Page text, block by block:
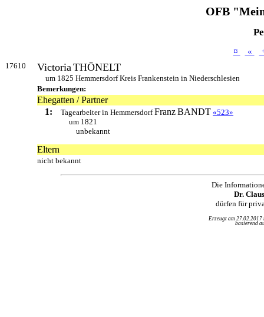
OFB
¤ «
17610 VictoriaTHÖNELT
um 1825 Hemmersdorf Kreis Frankenstein in Niederschlesien
Bemerkungen:
Ehegatten / Partner
1:
Tagearbeiter in HemmersdorfFranzBANDT «523»
um 1821
unbekannt
Eltern
nicht bekannt
Die
Dr.
dürfen für
Erzeugt am
basierend